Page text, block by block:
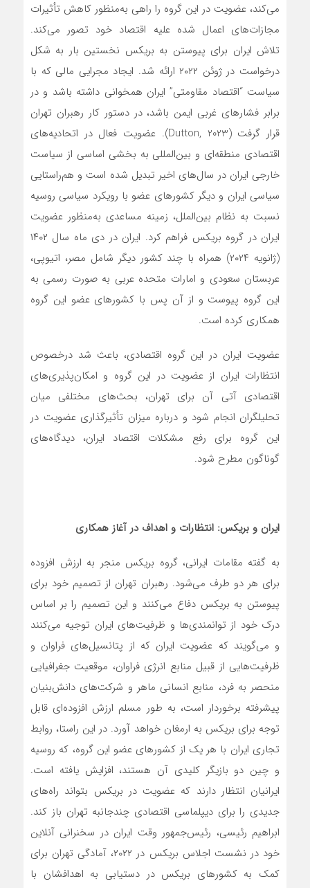
می‌کند، عضویت در این گروه را راهی به‌منظور کاهش تأثیرات
مجازات‌های اعمال شده علیه اقتصاد خود تصور می‌کند.
تلاش ایران برای پیوستن به بریکس نخستین بار به شکل
درخواست در ژوئن ۲۰۲۲ ارائه شد. ایجاد مجرایی مالی که با
سیاست “اقتصاد مقاومتی” ایران همخوانی داشته باشد و در
برابر فشارهای غربی ایمن باشد، در دستور کار رهبران تهران
قرار گرفت (Dutton, 2023). عضویت فعال در اتحادیه‌های
اقتصادی منطقه‌ای و بین‌المللی به بخشی اساسی از سیاست
خارجی ایران در سال‌های اخیر تبدیل شده است و هم‌راستایی
سیاسی ایران و دیگر کشورهای عضو با رویکرد سیاسی روسیه
نسبت به نظام بین‌الملل، زمینه مساعدی به‌منظور عضویت
ایران در گروه بریکس فراهم کرد. ایران در دی ماه سال ۱۴۰۲
(ژانویه ۲۰۲۴) همراه با چند کشور دیگر شامل مصر، اتیوپی،
عربستان سعودی و امارات متحده عربی به صورت رسمی به
این گروه پیوست و از آن پس با کشورهای عضو این گروه
همکاری کرده است.
عضویت ایران در این گروه اقتصادی، باعث شد درخصوص
انتظارات ایران از عضویت در این گروه و امکان‌پذیری‌های
اقتصادی آتی آن برای تهران، بحث‌های مختلفی میان
تحلیلگران انجام شود و درباره میزان تأثیرگذاری عضویت در
این گروه برای رفع مشکلات اقتصاد ایران، دیدگاه‌های
گوناگون مطرح شود.
ایران و بریکس: انتظارات و اهداف در آغاز همکاری
به گفته مقامات ایرانی، گروه بریکس منجر به ارزش افزوده
برای هر دو طرف می‌شود. رهبران تهران از تصمیم خود برای
پیوستن به بریکس دفاع می‌کنند و این تصمیم را بر اساس
درک خود از توانمندی‌ها و ظرفیت‌های ایران توجیه می‌کنند
و می‌گویند که عضویت ایران که از پتانسیل‌های فراوان و
ظرفیت‌هایی از قبیل منابع انرژی فراوان، موقعیت جغرافیایی
منحصر به فرد، منابع انسانی ماهر و شرکت‌های دانش‌بنیان
پیشرفته برخوردار است، به طور مسلم ارزش افزوده‌ای قابل
توجه برای بریکس به ارمغان خواهد آورد. در این راستا، روابط
تجاری ایران با هر یک از کشورهای عضو این گروه، که روسیه
و چین دو بازیگر کلیدی آن هستند، افزایش یافته است.
ایرانیان انتظار دارند که عضویت در بریکس بتواند راه‌های
جدیدی را برای دیپلماسی اقتصادی چندجانبه تهران باز کند.
ابراهیم رئیسی، رئیس‌جمهور وقت ایران در سخنرانی آنلاین
خود در نشست اجلاس بریکس در ۲۰۲۲، آمادگی تهران برای
کمک به کشورهای بریکس در دستیابی به اهدافشان با